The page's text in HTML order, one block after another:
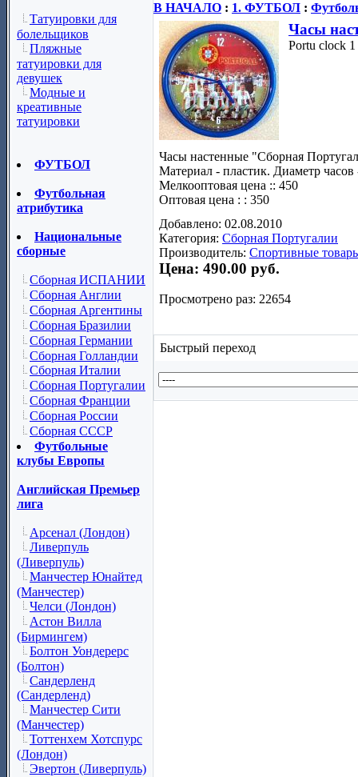
Татуировки для
болельщиков
Пляжные
татуировки для
девушек
Модные и
креативные
татуировки
ФУТБОЛ
Футбольная
атрибутика
Национальные
сборные
Сборная ИСПАНИИ
Сборная Англии
Сборная Аргентины
Сборная Бразилии
Сборная Германии
Сборная Голландии
Сборная Италии
Сборная Португалии
Сборная Франции
Сборная России
Сборная СССР
Футбольные
клубы Европы
Английская Премьер
лига
Арсенал (Лондон)
Ливерпуль
(Ливерпуль)
Манчестер Юнайтед
(Манчестер)
Челси (Лондон)
Астон Вилла
(Бирмингем)
Болтон Уондерерс
(Болтон)
Сандерленд
(Сандерленд)
Манчестер Сити
(Манчестер)
Тоттенхем Хотспурс
(Лондон)
Эвертон (Ливерпуль)
В НАЧАЛО : 1. ФУТБОЛ :
Часы
Portu clock 1
Часы настенные "Сборная
Материал - пластик. Диаметр
Мелкооптовая цена :: 450
Оптовая цена : : 350
Добавлено: 02.08.2010
Категория: Сборная Португалии
Производитель: Спортивные
Цена: 490.00 руб.
Просмотрено раз: 22654
Быстрый переход